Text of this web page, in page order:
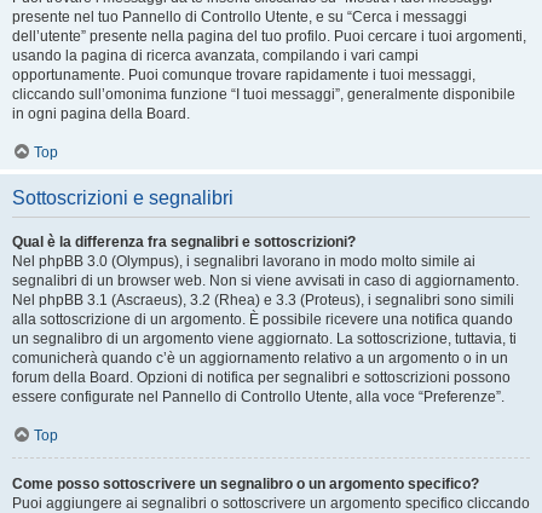
presente nel tuo Pannello di Controllo Utente, e su “Cerca i messaggi
dell’utente” presente nella pagina del tuo profilo. Puoi cercare i tuoi argomenti,
usando la pagina di ricerca avanzata, compilando i vari campi
opportunamente. Puoi comunque trovare rapidamente i tuoi messaggi,
cliccando sull’omonima funzione “I tuoi messaggi”, generalmente disponibile
in ogni pagina della Board.
Top
Sottoscrizioni e segnalibri
Qual è la differenza fra segnalibri e sottoscrizioni?
Nel phpBB 3.0 (Olympus), i segnalibri lavorano in modo molto simile ai
segnalibri di un browser web. Non si viene avvisati in caso di aggiornamento.
Nel phpBB 3.1 (Ascraeus), 3.2 (Rhea) e 3.3 (Proteus), i segnalibri sono simili
alla sottoscrizione di un argomento. È possibile ricevere una notifica quando
un segnalibro di un argomento viene aggiornato. La sottoscrizione, tuttavia, ti
comunicherà quando c’è un aggiornamento relativo a un argomento o in un
forum della Board. Opzioni di notifica per segnalibri e sottoscrizioni possono
essere configurate nel Pannello di Controllo Utente, alla voce “Preferenze”.
Top
Come posso sottoscrivere un segnalibro o un argomento specifico?
Puoi aggiungere ai segnalibri o sottoscrivere un argomento specifico cliccando